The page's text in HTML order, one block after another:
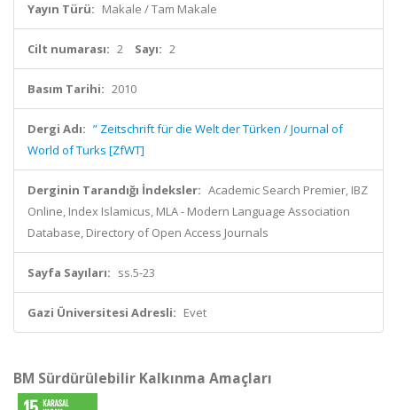
Yayın Türü: Makale / Tam Makale
Cilt numarası: 2 Sayı: 2
Basım Tarihi: 2010
Dergi Adı: ” Zeitschrift für die Welt der Türken / Journal of
World of Turks [ZfWT]
Derginin Tarandığı İndeksler: Academic Search Premier, IBZ
Online, Index Islamicus, MLA - Modern Language Association
Database, Directory of Open Access Journals
Sayfa Sayıları: ss.5-23
Gazi Üniversitesi Adresli: Evet
BM Sürdürülebilir Kalkınma Amaçları